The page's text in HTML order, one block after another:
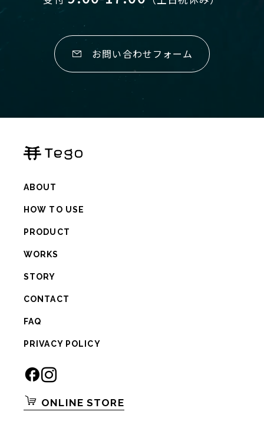
お問い合わせフォーム
ABOUT
HOW TO USE
PRODUCT
WORKS
STORY
CONTACT
FAQ
PRIVACY POLICY
ONLINE STORE